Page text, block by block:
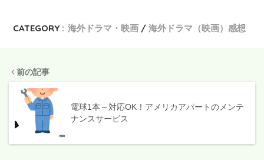
CATEGORY : 海外ドラマ・映画 海外ドラマ（映画）感想
前の記事
電球1本～対応OK！アメリカアパートのメンテ
ナンスサービス